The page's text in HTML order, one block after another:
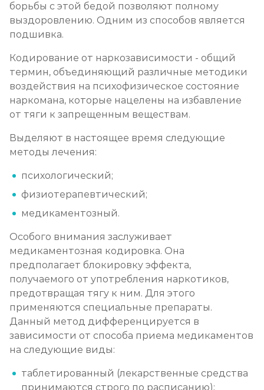
от 12 000 ₽ Записаться
от 8 000 ₽ Записаться
от 30 000 ₽ Записаться
Реабилитация наркозависимых подростков
Программа 12 шагов
от 25 000 ₽/мес
Ресоциализация наркоманов
от 1 000 ₽/сеанс Записаться
борьбы с этой бедой позволяют полному
выздоровлению. Одним из способов является
подшивка.
Кодирование от наркозависимости - общий
термин, объединяющий различные методики
воздействия на психофизическое состояние
наркомана, которые нацелены на избавление
от тяги к запрещенным веществам.
Выделяют в настоящее время следующие
методы лечения:
психологический;
физиотерапевтический;
медикаментозный.
Особого внимания заслуживает
медикаментозная кодировка. Она
предполагает блокировку эффекта,
получаемого от употребления наркотиков,
предотвращая тягу к ним. Для этого
применяются специальные препараты.
Данный метод дифференцируется в
зависимости от способа приема медикаментов
на следующие виды:
таблетированный (лекарственные средства
принимаются строго по расписанию);